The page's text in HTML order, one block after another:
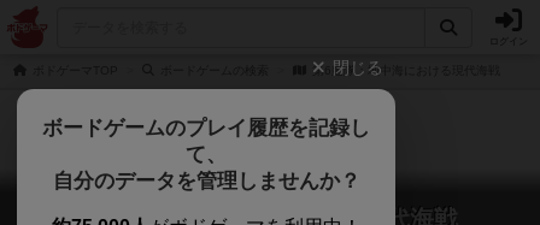
第6艦隊：地中海における現代海戦
第6艦隊：地中海における現代海戦
閉じる
ボードゲームのプレイ履歴を記録し
て、
自分のデータを管理しませんか？